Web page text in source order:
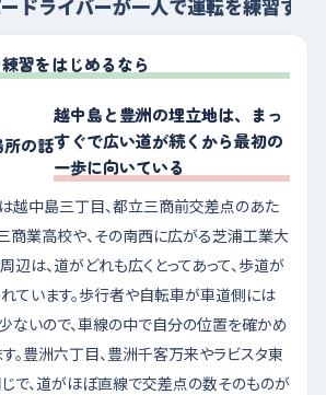
ドライバーが一人で運転を練習する
習をはじめるなら
越中島と豊洲の埋立地は、まっ
すぐで広い道が続くから最初の
一歩に向いている
越中島三丁目、都立三商前交差点のあた
商業高校や、その南西に広がる芝浦工業大
辺は、道がどれも広くとってあって、歩道が
ています。歩行者や自転車が車道側には
ないので、車線の中で自分の位置を確かめ
。豊洲六丁目、豊洲千客万来やラビスタ東
で、道がほぼ直線で交差点の数そのものが